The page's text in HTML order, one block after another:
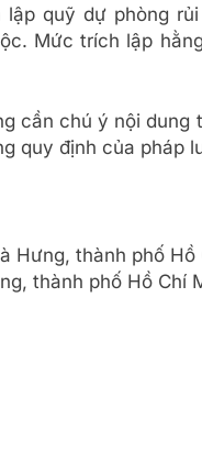
quỹ dự phòng
Mức trích lập
cần chú ý nội dung
quy định của pháp
Hưng, thành phố Hồ
thành phố Hồ Chí